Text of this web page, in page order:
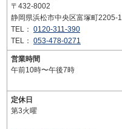
〒432-8002
静岡県浜松市中央区富塚町2205-1
TEL： 0120-311-390
TEL： 053-478-0271
営業時間
午前10時〜午後7時
定休日
第3火曜